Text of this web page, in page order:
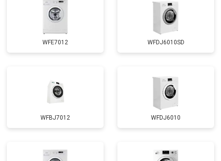
WFE7012 WFDJ6010SD
WFBJ7012 WFDJ6010